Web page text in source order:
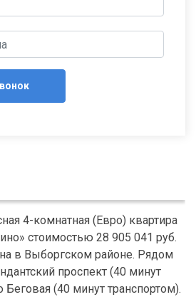
4-комнатная (Евро) квартира
стоимостью 28 905 041 руб.
в Выборгском районе. Рядом
проспект (40 минут
Беговая (40 минут транспортом).